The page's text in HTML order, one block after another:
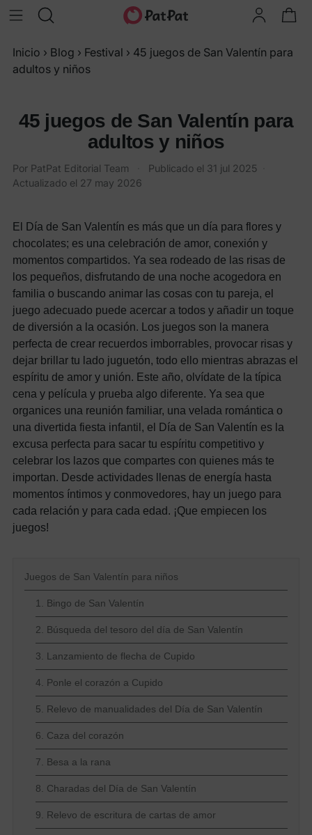
Inicio › Blog › Festival › 45 juegos de San Valentín para
adultos y niños
45 juegos de San Valentín para
adultos y niños
Por PatPat Editorial Team Publicado el 31 jul 2025
Actualizado el 27 may 2026
El Día de San Valentín es más que un día para flores y
chocolates; es una celebración de amor, conexión y
momentos compartidos. Ya sea rodeado de las risas de
los pequeños, disfrutando de una noche acogedora en
familia o buscando animar las cosas con tu pareja, el
juego adecuado puede acercar a todos y añadir un toque
de diversión a la ocasión. Los juegos son la manera
perfecta de crear recuerdos imborrables, provocar risas y
dejar brillar tu lado juguetón, todo ello mientras abrazas el
espíritu de amor y unión. Este año, olvídate de la típica
cena y película y prueba algo diferente. Ya sea que
organices una reunión familiar, una velada romántica o
una divertida fiesta infantil, el Día de San Valentín es la
excusa perfecta para sacar tu espíritu competitivo y
celebrar los lazos que compartes con quienes más te
importan. Desde actividades llenas de energía hasta
momentos íntimos y conmovedores, hay un juego para
cada relación y para cada edad. ¡Que empiecen los
juegos!
Juegos de San Valentín para niños
1. Bingo de San Valentín
2. Búsqueda del tesoro del día de San Valentín
3. Lanzamiento de flecha de Cupido
4. Ponle el corazón a Cupido
5. Relevo de manualidades del Día de San Valentín
6. Caza del corazón
7. Besa a la rana
8. Charadas del Día de San Valentín
9. Relevo de escritura de cartas de amor